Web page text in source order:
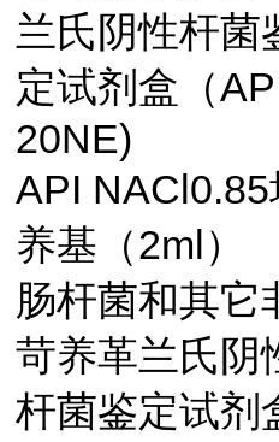
兰氏阴性杆菌
定试剂盒（
20NE)
API NACl0.85
养基（2ml）
肠杆菌和其它
苛养革兰氏阴
杆菌鉴定试剂